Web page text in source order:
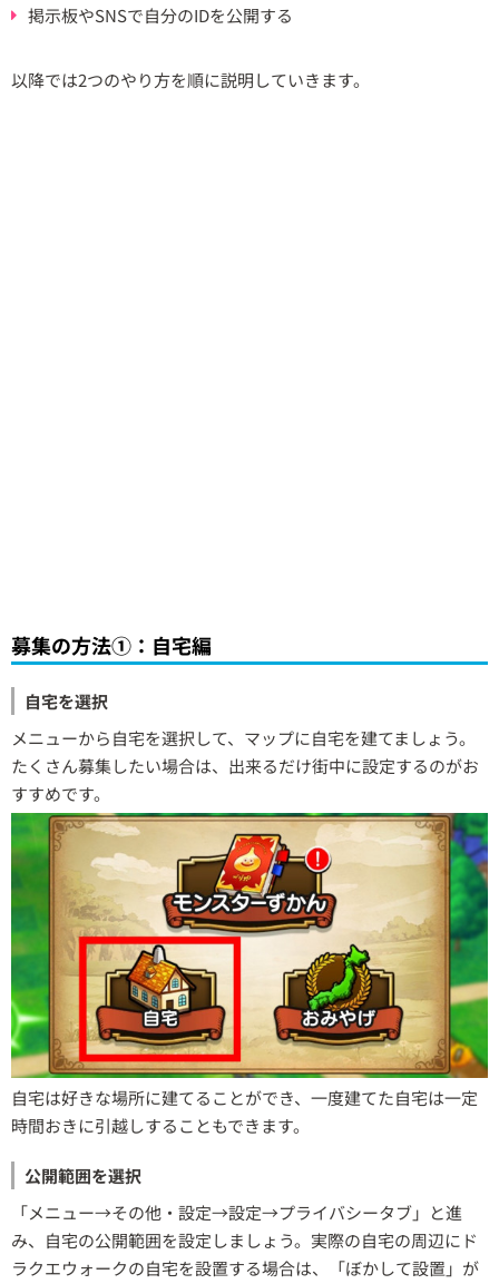
掲示板やSNSで自分のIDを公開する
以降では2つのやり方を順に説明していきます。
募集の方法①：自宅編
自宅を選択
メニューから自宅を選択して、マップに自宅を建てましょう。
たくさん募集したい場合は、出来るだけ街中に設定するのがお
すすめです。
自宅は好きな場所に建てることができ、一度建てた自宅は一定
時間おきに引越しすることもできます。
公開範囲を選択
「メニュー→その他・設定→設定→プライバシータブ」と進
み、自宅の公開範囲を設定しましょう。実際の自宅の周辺にド
ラクエウォークの自宅を設置する場合は、「ぼかして設置」が